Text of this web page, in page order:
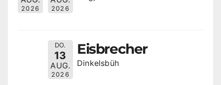
2026 2026
DO.
13
AUG.
2026
Eisbrecher
Dinkelsbüh